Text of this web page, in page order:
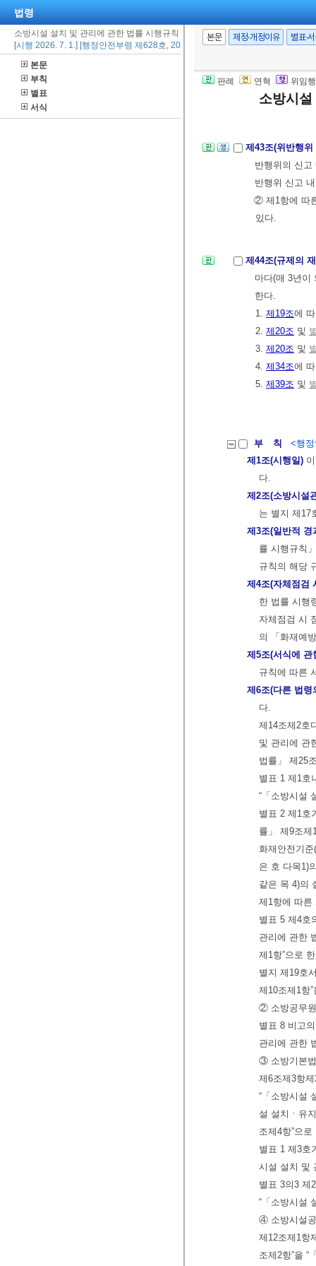
법령
소방시설 설치 및 관리에 관한 법률 시행규칙
[시행 2026. 7. 1.] [행정안전부령 제628호, 2026. 7. 1., 타법개정]
본문
부칙
별표
서식
본문 제정·개정이유 별표·
판례 연혁 위임
소방시
그 기간 내에
② 제1항에 따
조치명령등의
에게 통지해
제43조(위반행
반행위의 신
반행위 신고
② 제1항에 따
있다.
제44조(규제의
마다(매 3년이
한다.
1. 제19조에
2. 제20조 및
3. 제20조 및
4. 제34조에
5. 제39조 및
부 칙
<행
제1조(시행일)
다.
제2조(소방시설
는 별지 제17
제3조(일반적 경
률 시행규칙
규칙의 해당
제4조(자체점검
한 법률 시행
자체점검 시
의 「화재예
제5조(서식에 관
규칙에 따른
제6조(다른 법령
다.
제14조제2호
및 관리에 관
법률」 제25
별표 1 제1호
“「소방시설
별표 2 제1호
률」 제9조제
화재안전기
은 호 다목1)
같은 목 4)의
제1항에 따른
별표 5 제4호
관리에 관한
제1항”으로
별지 제19호
제10조제1항
② 소방공무
별표 8 비고
관리에 관한
③ 소방기본
제6조제3항
“「소방시설
설 설치ㆍ유
조제4항”으로
별표 1 제3호
시설 설치 및
별표 3의3 제
“「소방시설
④ 소방시설
제12조제1항
조제2항”을